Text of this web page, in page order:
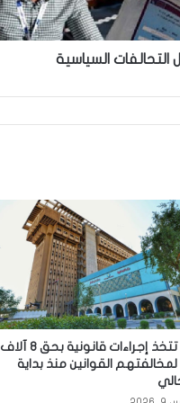
السياسية
الداخلية تتخذ إجراءات قانونية بحق 8 آلاف
القوانين منذ بداية